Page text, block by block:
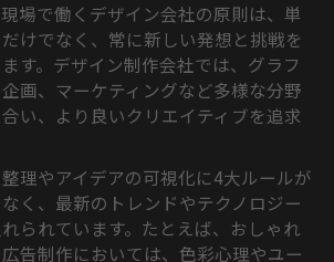
場で働くデザイン会社の原則は、単
けでなく、常に新しい発想と挑戦を
す。デザイン制作会社では、グラフ
画、マーケティングなど多様な分野
い、より良いクリエイティブを追求
理やアイデアの可視化に4大ルールが
く、最新のトレンドやテクノロジー
られています。たとえば、おしゃれ
告制作においては、色彩心理やユー